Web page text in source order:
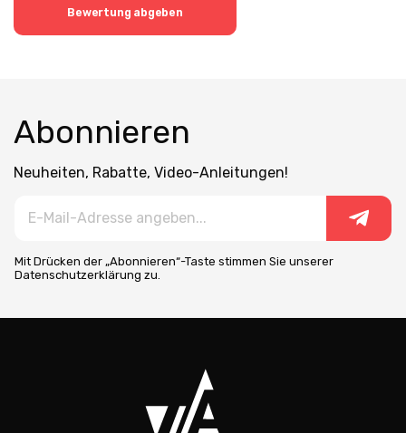
Bewertung abgeben
Abonnieren
Neuheiten, Rabatte, Video-Anleitungen!
Mit Drücken der „Abonnieren“-Taste stimmen Sie unserer
Datenschutzerklärung zu.